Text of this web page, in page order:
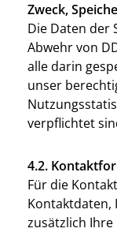
Zweck,
Die Daten der
Abwehr von
alle darin
unser
verpflichtet
4.2.
Für die
Kontaktdaten,
zusätzlich Ihre